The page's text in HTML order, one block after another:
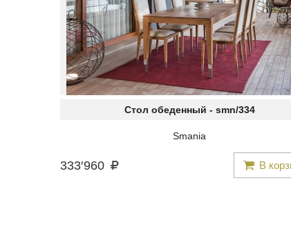
Стол обеденный - smn/334
Smania
333′960 В